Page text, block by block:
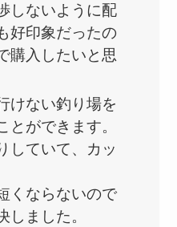
しないように配
好印象だったの
購入したいと思
けない釣り場を
とができます。
していて、カッ
くならないので
しました。